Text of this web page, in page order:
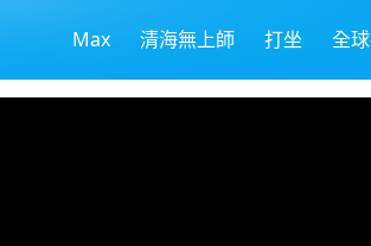
Max 清海無上師 打坐 全